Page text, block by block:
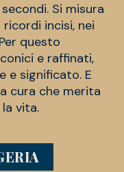
Si misura
incisi, nei
questo
e raffinati,
e significato. E
cura che merita
vita.